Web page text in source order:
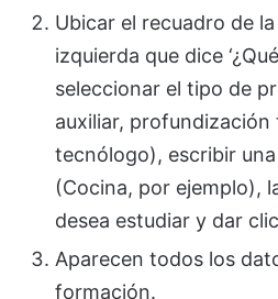
Ubicar el recuadro de
izquierda que dice
seleccionar el tipo de
auxiliar,
tecnólogo), escribir
(Cocina, por ejemplo),
desea estudiar y dar clic
Aparecen todos los
formación.